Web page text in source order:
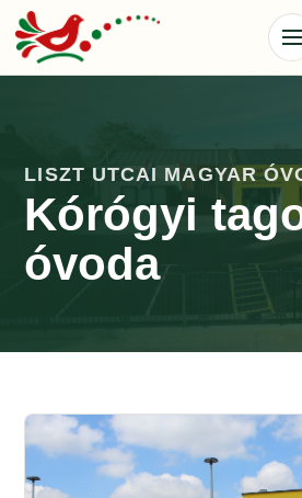
LISZT UTCAI MAGYAR
Kórógyi
óvoda